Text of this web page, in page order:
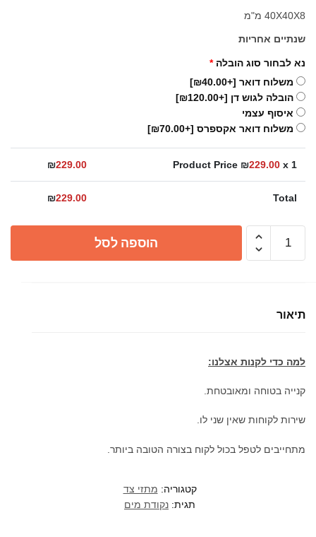
40X40X8 מ"מ
שנתיים אחריות
נא לבחור סוג הובלה *
משלוח דואר [+₪40.00]
הובלה לגוש דן [+₪120.00]
איסוף עצמי
משלוח דואר אקספרס [+₪70.00]
Product Price ₪229.00 x 1
₪229.00
Total
₪229.00
הוספה לסל
תיאור
למה כדי לקנות אצלנו:
קנייה בטוחה ומאובטחת.
שירות לקוחות שאין שני לו.
מתחייבים לטפל בכול לקוח בצורה הטובה ביותר.
קטגוריה: מתזי צד
תגית: נקודת מים